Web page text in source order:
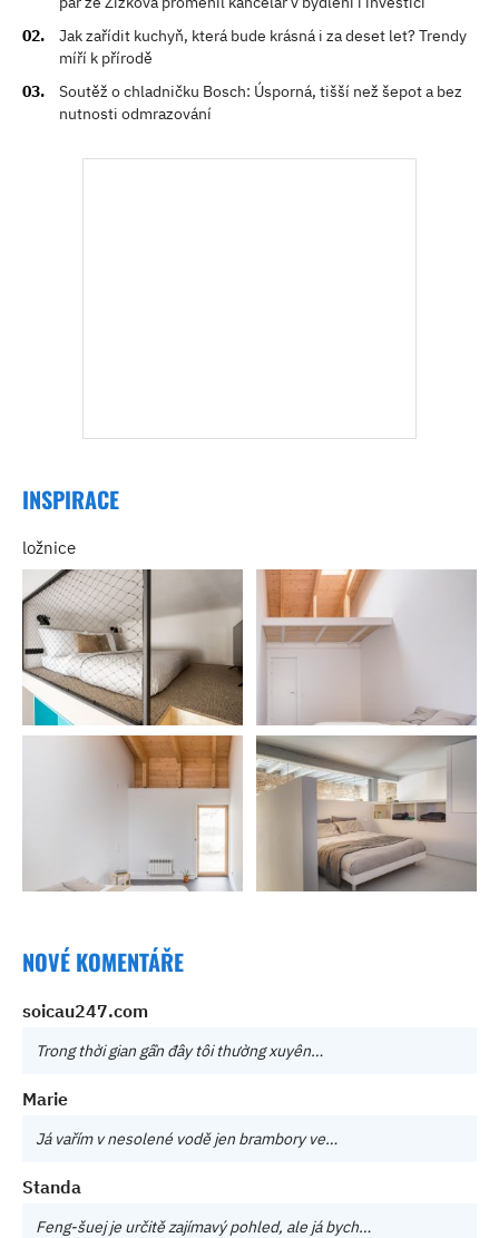
Jak zařídit kuchyň, která bude krásná i za deset let? Trendy
míří k přírodě
Soutěž o chladničku Bosch: Úsporná, tišší než šepot a bez
nutnosti odmrazování
INSPIRACE
ložnice
NOVÉ KOMENTÁŘE
soicau247.com
Trong thời gian gần đây tôi thường xuyên…
Marie
Já vařím v nesolené vodě jen brambory ve…
Standa
Feng-šuej je určitě zajímavý pohled, ale já bych…